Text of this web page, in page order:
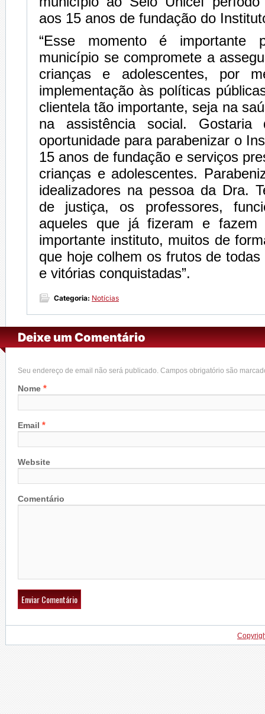
aos 15 anos de fundação do
“Esse momento é importante
município se compromete a
crianças e adolescentes, por
implementação às políticas
clientela tão importante, seja na
na assistência social. Gostaria
oportunidade para parabenizar o
15 anos de fundação e serviços
crianças e adolescentes.
idealizadores na pessoa da Dra.
de justiça, os professores,
aqueles que já fizeram e fazem
importante instituto, muitos de
que hoje colhem os frutos de
e vitórias conquistadas”.
Categoria: Notícias
Deixe um Comentário
Seu endereço de email não será publicado. Campos obrigatório são
Nome *
Email *
Website
Comentário